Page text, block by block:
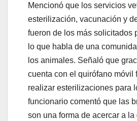
Mencionó que los servicios
esterilización, vacunación y
fueron de los más solicitados
lo que habla de una
los animales. Señaló que
cuenta con el quirófano móvil
realizar esterilizaciones para
funcionario comentó que las
son una forma de acercar a